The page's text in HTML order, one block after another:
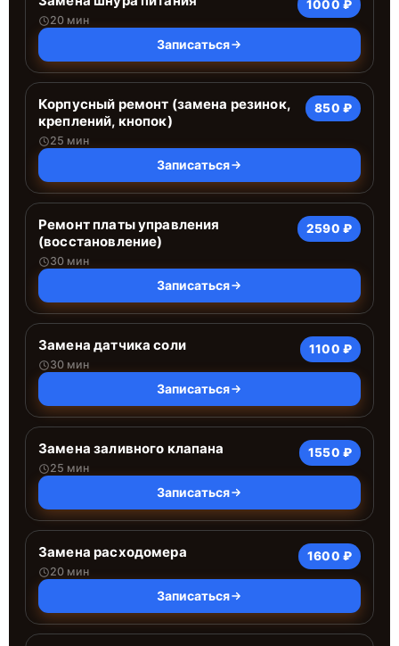
20 мин
1000 ₽
Записаться
Корпусный ремонт (замена резинок,
креплений, кнопок)
25 мин
850 ₽
Записаться
Ремонт платы управления
(восстановление)
30 мин
2590 ₽
Записаться
Замена датчика соли
30 мин
1100 ₽
Записаться
Замена заливного клапана
25 мин
1550 ₽
Записаться
Замена расходомера
20 мин
1600 ₽
Записаться